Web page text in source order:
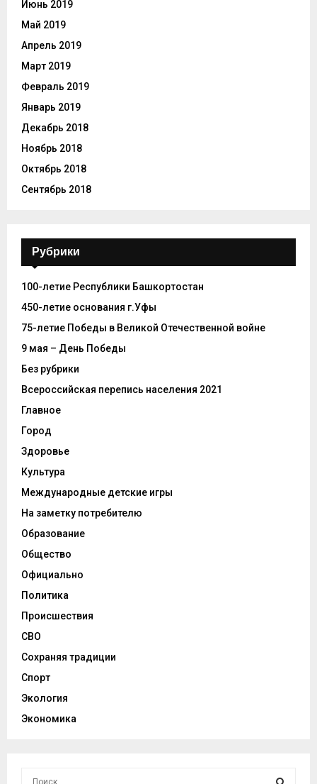
Июнь 2019
Май 2019
Апрель 2019
Март 2019
Февраль 2019
Январь 2019
Декабрь 2018
Ноябрь 2018
Октябрь 2018
Сентябрь 2018
Рубрики
100-летие Республики Башкортостан
450-летие основания г.Уфы
75-летие Победы в Великой Отечественной войне
9 мая – День Победы
Без рубрики
Всероссийская перепись населения 2021
Главное
Город
Здоровье
Культура
Международные детские игры
На заметку потребителю
Образование
Общество
Официально
Политика
Происшествия
СВО
Сохраняя традиции
Спорт
Экология
Экономика